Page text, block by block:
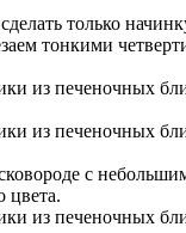
только
тонкими
с
цвета.